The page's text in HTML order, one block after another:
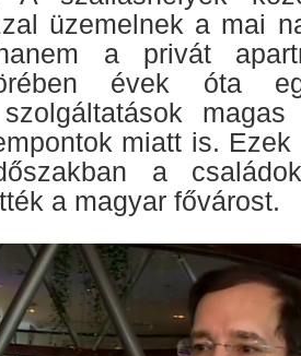
üzemelnek a mai
a privát
évek óta
miatt is.
a
a magyar fővárost.